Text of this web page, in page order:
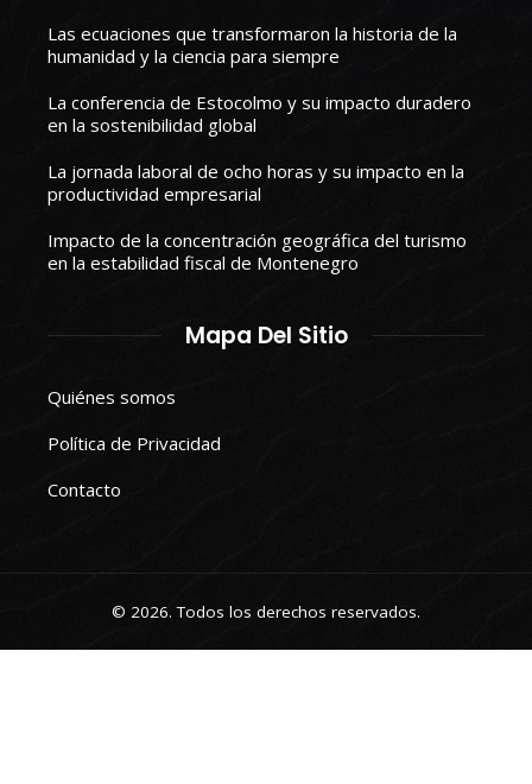
Las ecuaciones que transformaron la historia de la
humanidad y la ciencia para siempre
La conferencia de Estocolmo y su impacto duradero
en la sostenibilidad global
La jornada laboral de ocho horas y su impacto en la
productividad empresarial
Impacto de la concentración geográfica del turismo
en la estabilidad fiscal de Montenegro
Mapa Del Sitio
Quiénes somos
Política de Privacidad
Contacto
© 2026. Todos los derechos reservados.